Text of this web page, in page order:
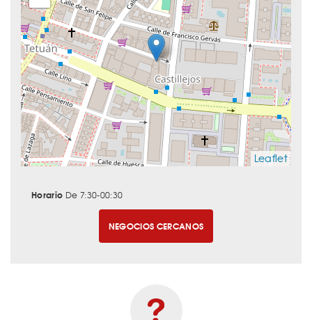
Leaflet
Horario De 7:30-00:30
NEGOCIOS CERCANOS